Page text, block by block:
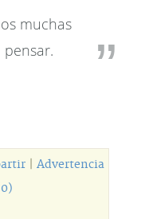
muchas
pensar.
| Advertencia